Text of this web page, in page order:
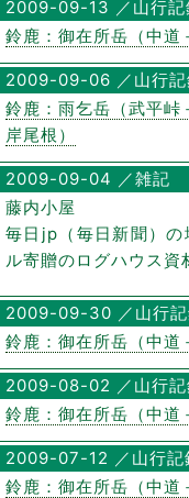
2009-09-13 ／山行記
鈴鹿：御在所岳（中道
2009-09-06 ／山行記
鈴鹿：雨乞岳（武平峠
岸尾根）
2009-09-04 ／雑記
藤内小屋
毎日jp（毎日新聞）
ル寄贈のログハウス資
2009-09-30 ／山行記
鈴鹿：御在所岳（中道
2009-08-02 ／山行記
鈴鹿：御在所岳（中道
2009-07-12 ／山行記
鈴鹿：御在所岳（中道